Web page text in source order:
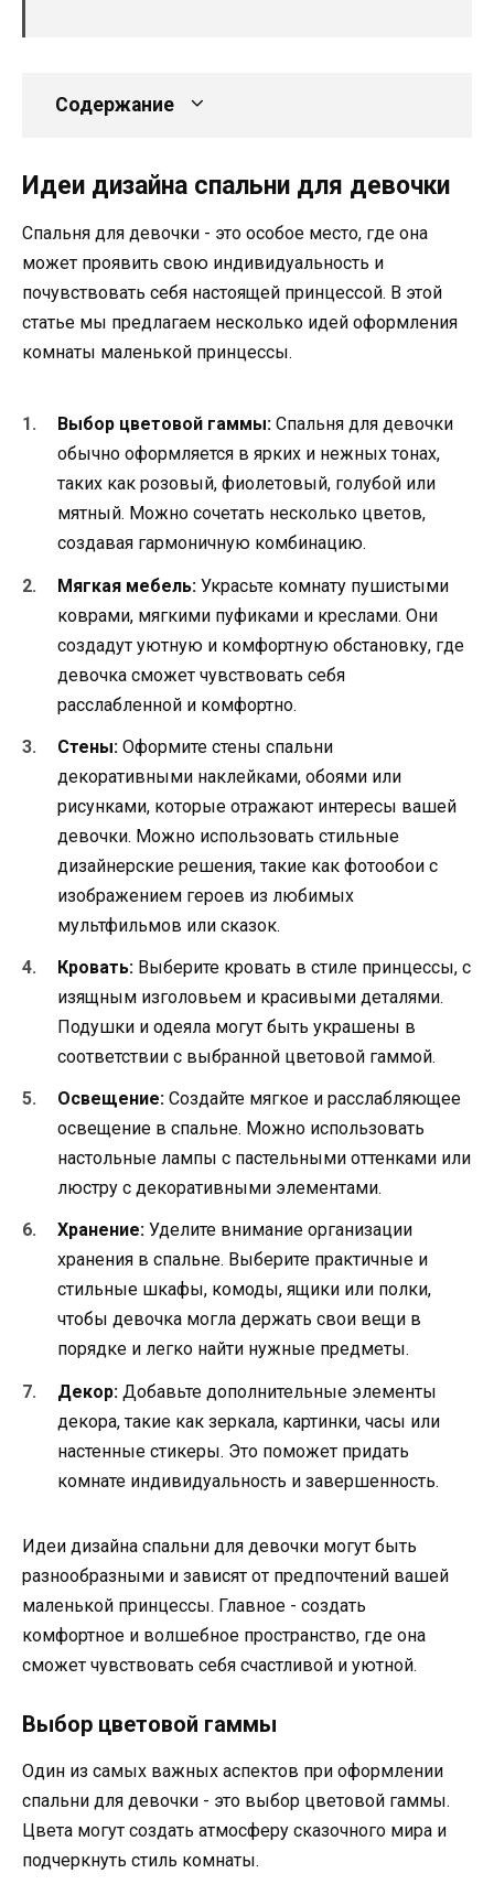
Содержание
Идеи дизайна спальни для девочки
Спальня для девочки - это особое место, где она
может проявить свою индивидуальность и
почувствовать себя настоящей принцессой. В этой
статье мы предлагаем несколько идей оформления
комнаты маленькой принцессы.
Выбор цветовой гаммы: Спальня для девочки
обычно оформляется в ярких и нежных тонах,
таких как розовый, фиолетовый, голубой или
мятный. Можно сочетать несколько цветов,
создавая гармоничную комбинацию.
Мягкая мебель: Украсьте комнату пушистыми
коврами, мягкими пуфиками и креслами. Они
создадут уютную и комфортную обстановку, где
девочка сможет чувствовать себя
расслабленной и комфортно.
Стены: Оформите стены спальни
декоративными наклейками, обоями или
рисунками, которые отражают интересы вашей
девочки. Можно использовать стильные
дизайнерские решения, такие как фотообои с
изображением героев из любимых
мультфильмов или сказок.
Кровать: Выберите кровать в стиле принцессы, с
изящным изголовьем и красивыми деталями.
Подушки и одеяла могут быть украшены в
соответствии с выбранной цветовой гаммой.
Освещение: Создайте мягкое и расслабляющее
освещение в спальне. Можно использовать
настольные лампы с пастельными оттенками или
люстру с декоративными элементами.
Хранение: Уделите внимание организации
хранения в спальне. Выберите практичные и
стильные шкафы, комоды, ящики или полки,
чтобы девочка могла держать свои вещи в
порядке и легко найти нужные предметы.
Декор: Добавьте дополнительные элементы
декора, такие как зеркала, картинки, часы или
настенные стикеры. Это поможет придать
комнате индивидуальность и завершенность.
Идеи дизайна спальни для девочки могут быть
разнообразными и зависят от предпочтений вашей
маленькой принцессы. Главное - создать
комфортное и волшебное пространство, где она
сможет чувствовать себя счастливой и уютной.
Выбор цветовой гаммы
Один из самых важных аспектов при оформлении
спальни для девочки - это выбор цветовой гаммы.
Цвета могут создать атмосферу сказочного мира и
подчеркнуть стиль комнаты.